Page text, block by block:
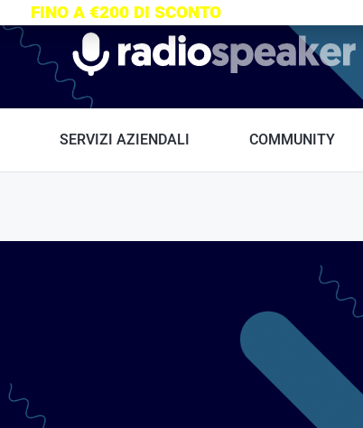
Radiospeaker.it
SERVIZI AZIENDALI COMMUNITY
FINO A €200 DI SCONTO